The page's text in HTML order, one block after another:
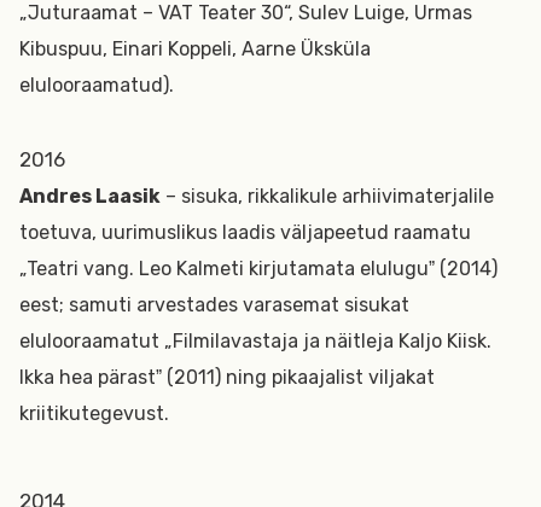
„Juturaamat – VAT Teater 30“, Sulev Luige, Urmas
Kibuspuu, Einari Koppeli, Aarne Üksküla
elulooraamatud).
2016
Andres Laasik – sisuka, rikkalikule arhiivimaterjalile
toetuva, uurimuslikus laadis väljapeetud raamatu
„Teatri vang. Leo Kalmeti kirjutamata eluluguˮ (2014)
eest; samuti arvestades varasemat sisukat
elulooraamatut „Filmilavastaja ja näitleja Kaljo Kiisk.
Ikka hea pärastˮ (2011) ning pikaajalist viljakat
kriitikutegevust.
2014